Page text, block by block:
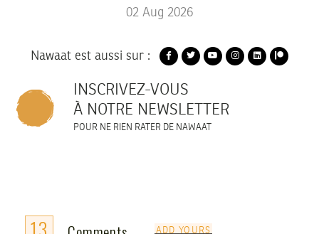
02 Aug 2026
Nawaat est aussi sur :
INSCRIVEZ-VOUS
À NOTRE NEWSLETTER
POUR NE RIEN RATER DE NAWAAT
ADD YOURS